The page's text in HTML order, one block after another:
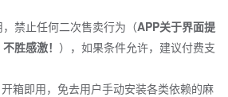
禁止任何二次售卖行为（APP关于界面提
胜感激！ ），如果条件允许，建议付费支
箱即用，免去用户手动安装各类依赖的麻